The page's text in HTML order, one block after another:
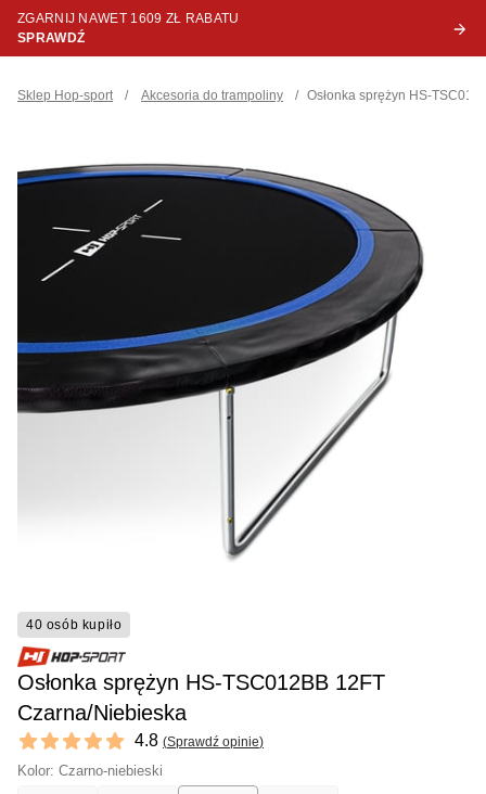
ZGARNIJ NAWET 1609 ZŁ RABATU
SPRAWDŹ
Sklep Hop-sport / Akcesoria do trampoliny / Osłonka sprężyn HS-
40 osób kupiło
Osłonka sprężyn HS-TSC012BB 12FT
Czarna/Niebieska
Reviews
4.8 out of 5 stars 4.8 (Sprawdź opinie)
Kolor: Czarno-niebieski